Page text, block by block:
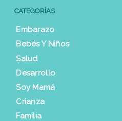
CATEGORÍAS
Embarazo
Bebés Y Niños
Salud
Desarrollo
Soy Mamá
Crianza
Familia